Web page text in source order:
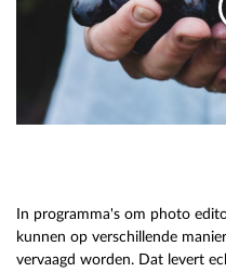
In programma's om photo
kunnen op verschillende
vervaagd worden. Dat levert